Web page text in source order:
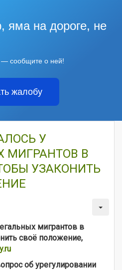
яма на дороге, не
— сообщите о ней!
жалобу
У
МИГРАНТОВ В
УЗАКОНИТЬ
мигрантов в
своё положение,
об урегулировании